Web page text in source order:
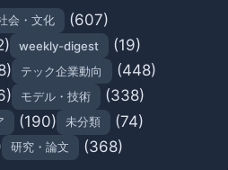
会・文化 (607)
weekly-digest (19)
テック企業動向 (448)
モデル・技術 (338)
(190) 未分類 (74)
研究・論文 (368)